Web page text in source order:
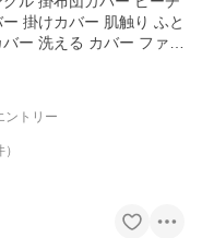
掛けカバー 肌触り ふと
ー 洗える カバー ファス
ントリー
）